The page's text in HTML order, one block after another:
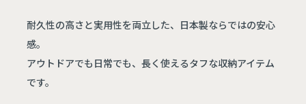
耐久性の高さと実用性を両立した、日本製ならではの安心
感。
アウトドアでも日常でも、長く使えるタフな収納アイテム
です。